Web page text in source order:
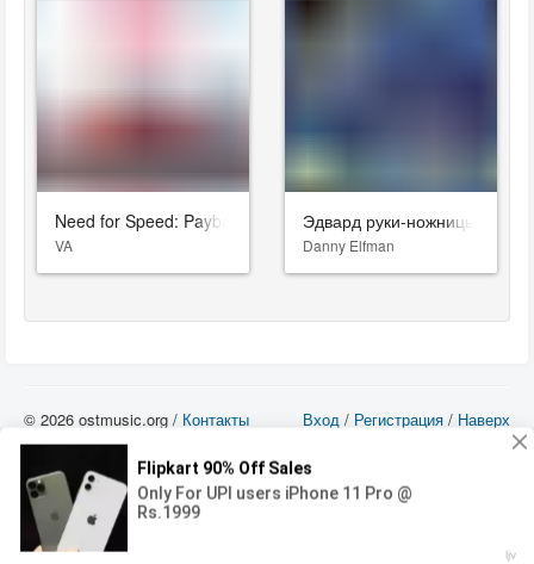
Need for Speed: Payback
VA
Эдвард руки-ножницы
Danny Elfman
Вход / Регистрация / Наверх
© 2026 ostmusic.org / Контакты
прав) и охраняются Законом «Об авторском праве и смежных правах». Вы
можете использовать такие материалы только в том в случае, если
использование производится с ознакомительными целями - для прочих целей
вы должны приобрести лицензионную запись.